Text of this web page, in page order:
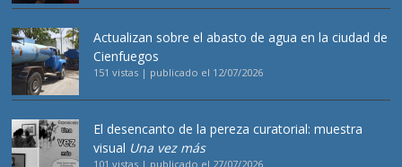
Actualizan sobre el abasto de agua en la ciudad de
Cienfuegos
151 vistas | publicado el 12/07/2026
El desencanto de la pereza curatorial: muestra
visual Una vez más
101 vistas | publicado el 27/07/2026